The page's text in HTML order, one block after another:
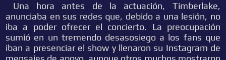
Una hora antes de la actuación, Timberlake,
anunciaba en sus redes que, debido a una lesión, no
iba a poder ofrecer el concierto. La preocupación
sumió en un tremendo desasosiego a los fans que
iban a presenciar el show y llenaron su Instagram de